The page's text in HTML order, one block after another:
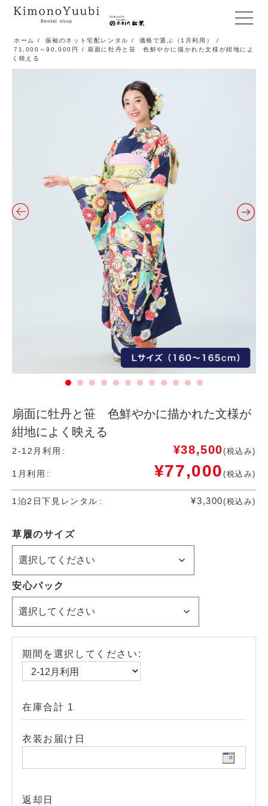
メ
ュ
ー
ホーム / 振袖のネット宅配レンタル / 価格で選ぶ（1月利用）
/
71,000～90,000円
/ 扇面に牡丹と笹 色鮮やかに描かれた文様が紺地によ
く映える
扇面に牡丹と笹 色鮮やかに描かれた文様が
紺地によく映える
2-12月利用 ¥38,500(税込み)
1月利用 ¥77,000 (税込み)
1泊2日下見レンタル ¥3,300(税込み)
草履のサイズ
安心パック
期間を選択してください:
在庫合計 1
衣装お届け日
返却日